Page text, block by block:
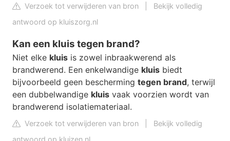
Verzoek tot verwijderen van bron
Bekijk volledig
antwoord op kluiszorg.nl
Kan een kluis tegen brand?
Niet elke kluis is zowel inbraakwerend als
brandwerend. Een enkelwandige kluis biedt
bijvoorbeeld geen bescherming tegen brand, terwijl
een dubbelwandige kluis vaak voorzien wordt van
brandwerend isolatiemateriaal.
Verzoek tot verwijderen van bron
Bekijk volledig